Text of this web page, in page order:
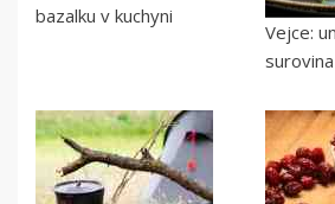
bazalku v kuchyni
Vejce:
surovina